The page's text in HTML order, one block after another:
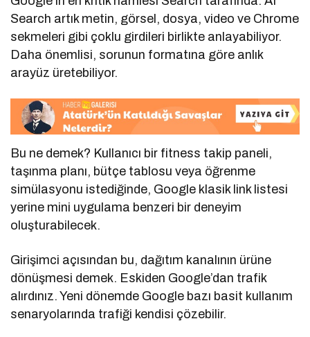
Search artık metin, görsel, dosya, video ve Chrome
sekmeleri gibi çoklu girdileri birlikte anlayabiliyor.
Daha önemlisi, sorunun formatına göre anlık
arayüz üretebiliyor.
Bu ne demek? Kullanıcı bir fitness takip paneli,
taşınma planı, bütçe tablosu veya öğrenme
simülasyonu istediğinde, Google klasik link listesi
yerine mini uygulama benzeri bir deneyim
oluşturabilecek.
Girişimci açısından bu, dağıtım kanalının ürüne
dönüşmesi demek. Eskiden Google’dan trafik
alırdınız. Yeni dönemde Google bazı basit kullanım
senaryolarında trafiği kendisi çözebilir.